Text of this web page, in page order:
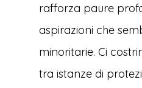
rafforza paure
aspirazioni che
minoritarie. Ci
tra istanze di